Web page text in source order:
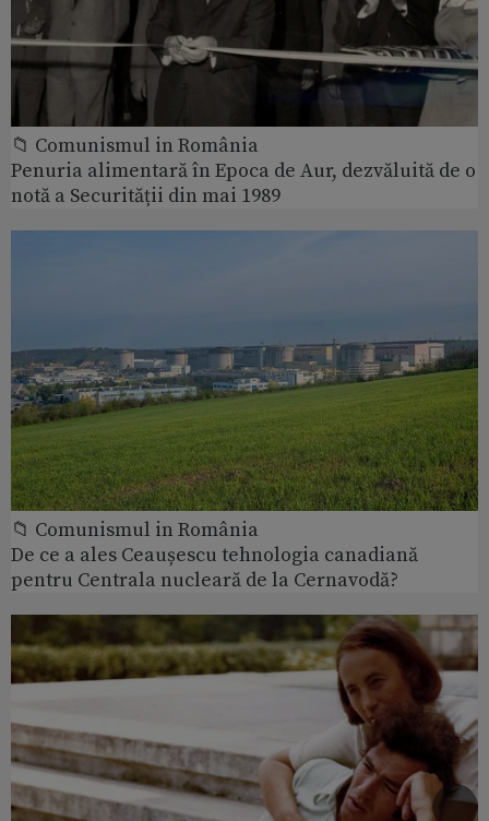
📁 Comunismul in România
Penuria alimentară în Epoca de Aur, dezvăluită de o
notă a Securității din mai 1989
📁 Comunismul in România
De ce a ales Ceaușescu tehnologia canadiană
pentru Centrala nucleară de la Cernavodă?